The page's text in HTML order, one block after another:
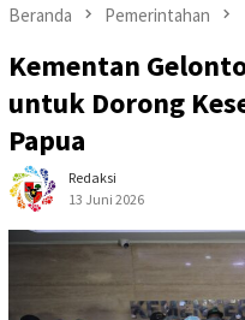
Beranda Pemerintahan
Kementan
untuk Dorong
Papua
Redaksi
13 Juni 2026